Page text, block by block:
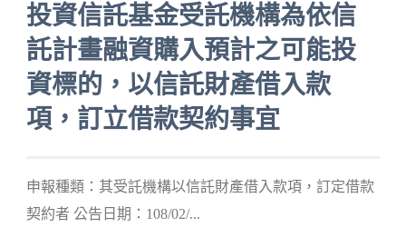
投資信託基金受託機構為依信
託計畫融資購入預計之可能投
資標的，以信託財產借入款
項，訂立借款契約事宜
申報種類：其受託機構以信託財產借入款項，訂定借款
契約者 公告日期：108/02/...